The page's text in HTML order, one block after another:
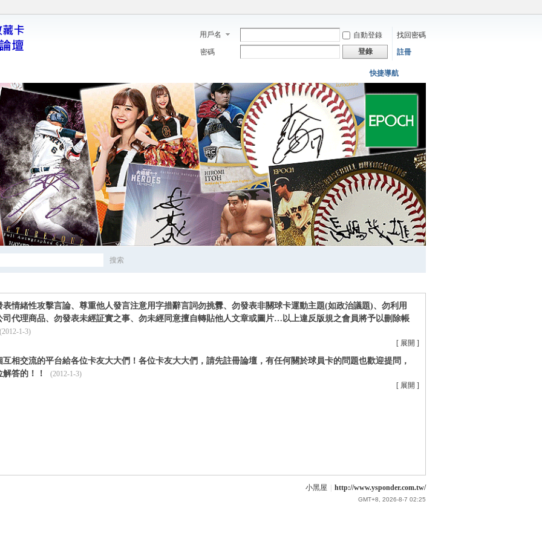
用戶名 自動登錄
找回密碼
密碼
登錄 註冊
快捷導航
搜索
表情緒性攻擊言論、尊重他人發言注意用字措辭言詞勿挑釁、勿發表非關球卡運動主題(如政治議題)、勿利用
司代理商品、勿發表未經証實之事、勿未經同意擅自轉貼他人文章或圖片…以上違反版規之會員將予以刪除帳
(2012-1-3)
[ 展開 ]
相交流的平台給各位卡友大大們！各位卡友大大們，請先註冊論壇，有任何關於球員卡的問題也歡迎提問，
答的！！
(2012-1-3)
[ 展開 ]
小黑屋 http://www.ysponder.com.tw/
GMT+8, 2026-8-7 02:25